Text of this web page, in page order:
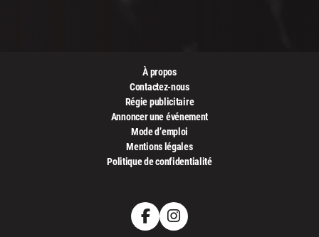
À propos
Contactez-nous
Régie publicitaire
Annoncer une événement
Mode d’emploi
Mentions légales
Politique de confidentialité